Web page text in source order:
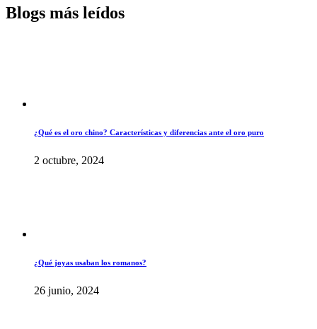
Blogs más leídos
¿Qué es el oro chino? Características y diferencias ante el oro puro
2 octubre, 2024
¿Qué joyas usaban los romanos?
26 junio, 2024